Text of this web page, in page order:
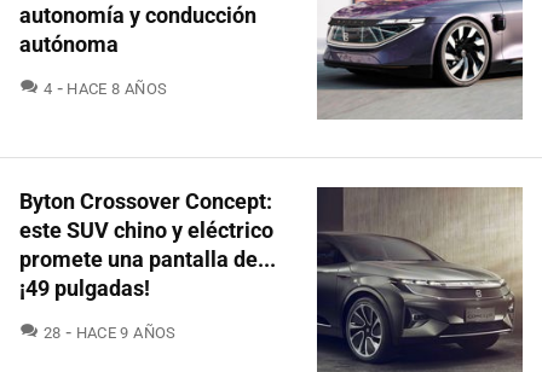
autonomía y conducción
autónoma
4 COMENTARIOS
HACE 8 AÑOS
Byton Crossover Concept:
este SUV chino y eléctrico
promete una pantalla de...
¡49 pulgadas!
28 COMENTARIOS
HACE 9 AÑOS